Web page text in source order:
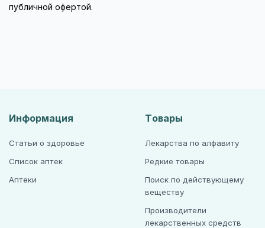
публичной офертой.
Информация
Статьи о здоровье
Список аптек
Аптеки
Товары
Лекарства по алфавиту
Редкие товары
Поиск по действующему
веществу
Производители
лекарственных средств